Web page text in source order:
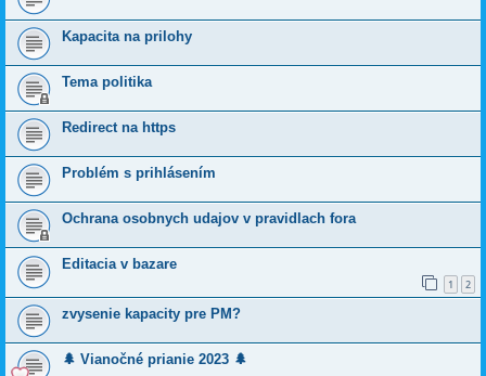
Kapacita na prilohy
Tema politika
Redirect na https
Problém s prihlásením
Ochrana osobnych udajov v pravidlach fora
Editacia v bazare
1 2
zvysenie kapacity pre PM?
🌲 Vianočné prianie 2023 🌲